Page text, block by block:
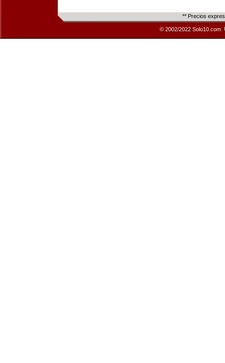
** Precios
© 2002/2022 Solo10.com